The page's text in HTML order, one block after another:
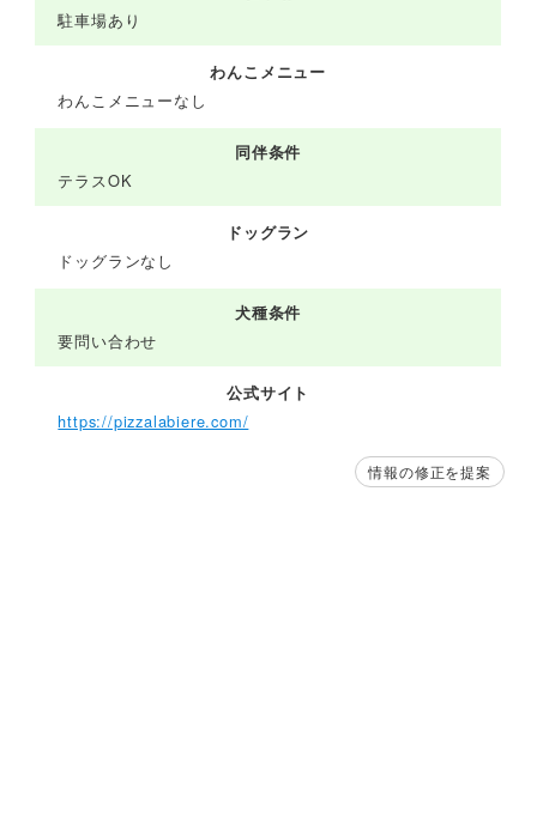
駐車場あり
わんこメニュー
わんこメニューなし
同伴条件
テラスOK
ドッグラン
ドッグランなし
犬種条件
要問い合わせ
公式サイト
https://pizzalabiere.com/
情報の修正を提案